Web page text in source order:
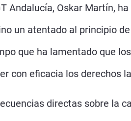
Andalucía, Oskar Martín,
un atentado al principio
que ha lamentado que
con eficacia los derechos
directas sobre la